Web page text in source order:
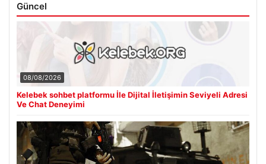
Güncel
08/08/2026
Kelebek sohbet platformu İle Dijital İletişimin Seviyeli Adresi
Ve Chat Deneyimi